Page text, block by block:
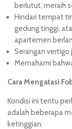
berlutut, meraih
Hindari tempat
gedung tinggi,
apartemen
Serangan vertigo
Memahami
Cara Mengatasi
Kondisi ini tentu
adalah beberapa
ketinggian: